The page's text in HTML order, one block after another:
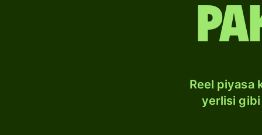
Reel piyasa
yerlisi gibi